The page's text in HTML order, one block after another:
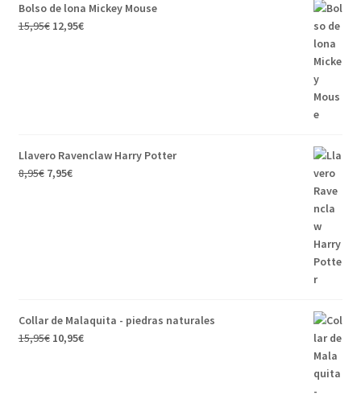
Bolso de lona Mickey Mouse
15,95€ 12,95€
Llavero Ravenclaw Harry Potter
8,95€ 7,95€
Collar de Malaquita - piedras naturales
15,95€ 10,95€